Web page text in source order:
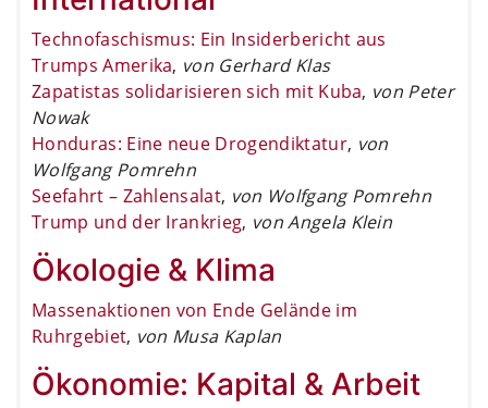
Technofaschismus: Ein Insiderbericht aus
Trumps Amerika, von Gerhard Klas
Zapatistas solidarisieren sich mit Kuba, von Peter
Nowak
Honduras: Eine neue Drogendiktatur, von
Wolfgang Pomrehn
Seefahrt – Zahlensalat, von Wolfgang Pomrehn
Trump und der Irankrieg, von Angela Klein
Ökologie & Klima
Massenaktionen von Ende Gelände im
Ruhrgebiet, von Musa Kaplan
Ökonomie: Kapital & Arbeit